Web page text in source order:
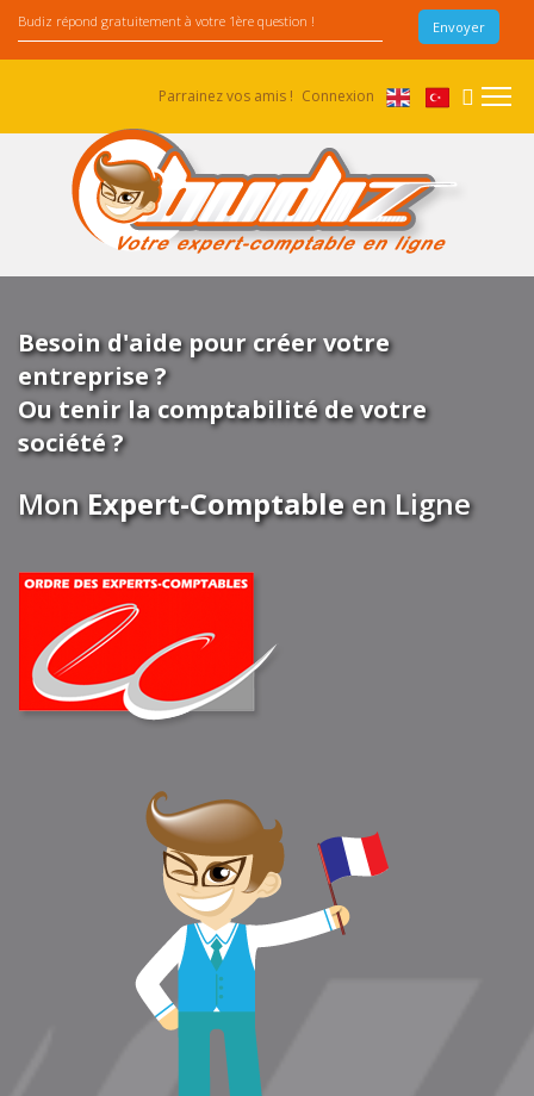
Parrainez vos amis ! Connexion
Besoin d'aide pour créer votre
entreprise ?
Ou tenir la comptabilité de votre
société ?
MonExpert-Comptableen Ligne